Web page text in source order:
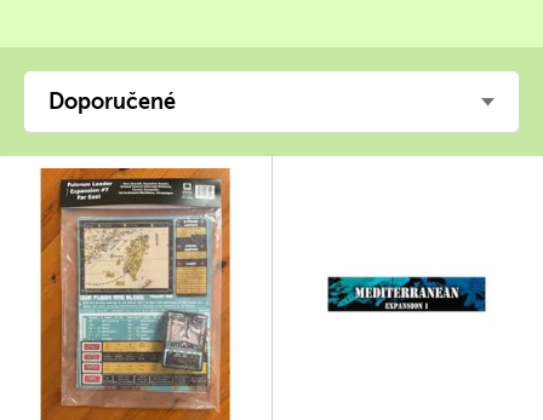
Doporučené